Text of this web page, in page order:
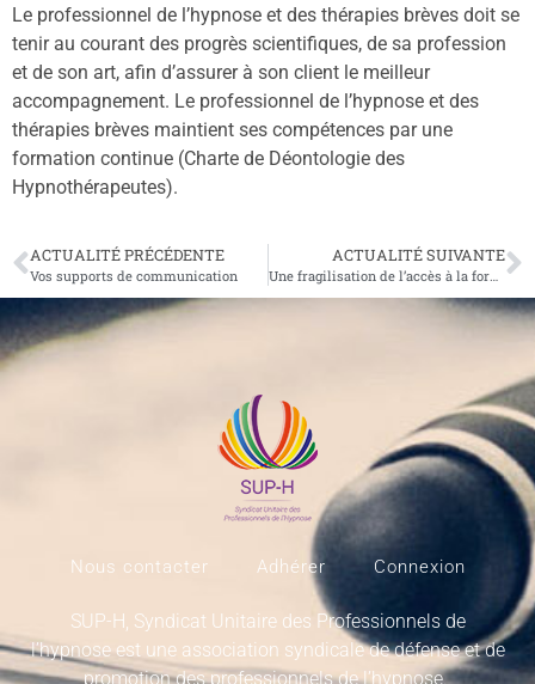
Le professionnel de l’hypnose et des thérapies brèves doit se
tenir au courant des progrès scientifiques, de sa profession
et de son art, afin d’assurer à son client le meilleur
accompagnement. Le professionnel de l’hypnose et des
thérapies brèves maintient ses compétences par une
formation continue (Charte de Déontologie des
Hypnothérapeutes).
ACTUALITÉ PRÉCÉDENTE
Vos supports de communication
ACTUALITÉ SUIVANTE
Une fragilisation de l’accès à la formation professionnelle ?
Nous contacter Adhérer Connexion
SUP-H, Syndicat Unitaire des Professionnels de
l’hypnose est une association syndicale de défense et de
promotion des professionnels de l’hypnose.